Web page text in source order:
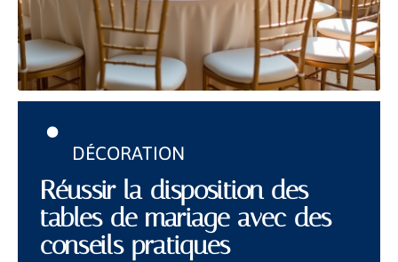
DÉCORATION
Réussir la disposition des
tables de mariage avec des
conseils pratiques